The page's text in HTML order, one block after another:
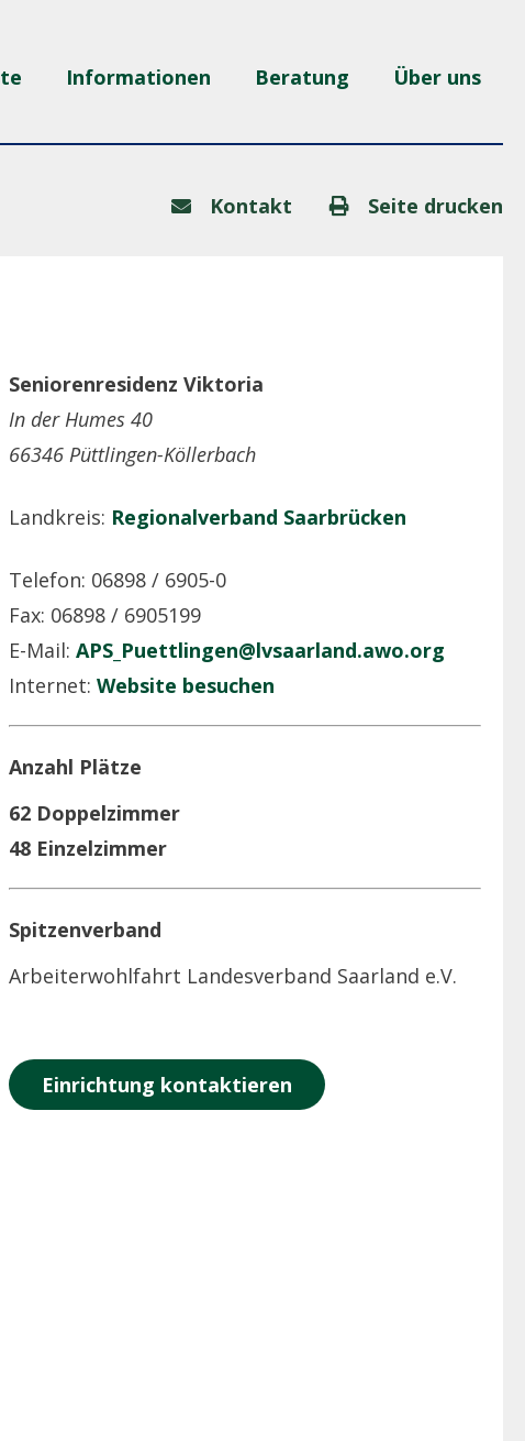
Informationen Beratung Über uns
Kontakt Seite drucken
Seniorenresidenz Viktoria
In der Humes 40
66346 Püttlingen-Köllerbach
Landkreis: Regionalverband Saarbrücken
Telefon: 06898 / 6905-0
Fax: 06898 / 6905199
E-Mail:APS_Puettlingen@lvsaarland.awo.org
Internet:Website besuchen
Anzahl Plätze
62 Doppelzimmer
48 Einzelzimmer
Spitzenverband
Arbeiterwohlfahrt Landesverband Saarland e.V.
Einrichtung kontaktieren